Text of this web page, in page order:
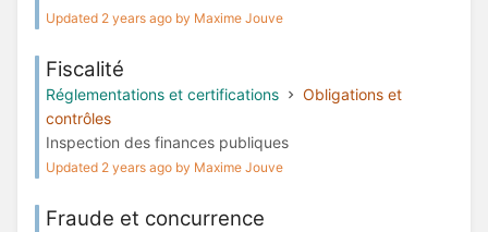
Updated 2 years ago by Maxime Jouve
Fiscalité
Réglementations et certifications
Obligations et
contrôles
Inspection des finances publiques
Updated 2 years ago by Maxime Jouve
Fraude et concurrence